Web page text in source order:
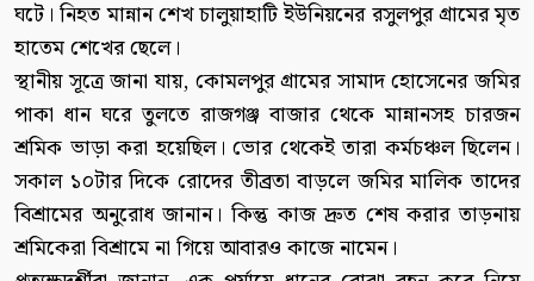
ঘটে। নিহত মান্নান শেখ চালুয়াহাটি ইউনিয়নের রসুলপুর গ্রামের মৃত
হাতেম শেখের ছেলে।
স্থানীয় সূত্রে জানা যায়, কোমলপুর গ্রামের সামাদ হোসেনের জমির
পাকা ধান ঘরে তুলতে রাজগঞ্জ বাজার থেকে মান্নানসহ চারজন
শ্রমিক ভাড়া করা হয়েছিল। ভোর থেকেই তারা কর্মচঞ্চল ছিলেন।
সকাল ১০টার দিকে রোদের তীব্রতা বাড়লে জমির মালিক তাদের
বিশ্রামের অনুরোধ জানান। কিন্তু কাজ দ্রুত শেষ করার তাড়নায়
শ্রমিকেরা বিশ্রামে না গিয়ে আবারও কাজে নামেন।